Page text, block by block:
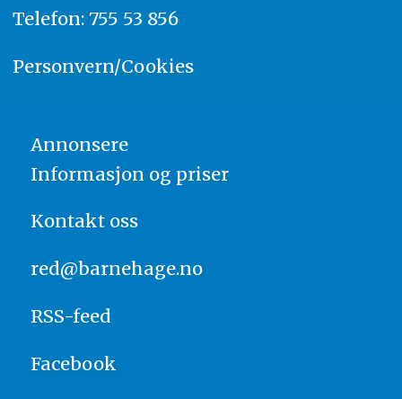
Telefon: 755 53 856
Personvern/Cookies
Annonsere
Informasjon og priser
Kontakt oss
red@barnehage.no
RSS-feed
Facebook